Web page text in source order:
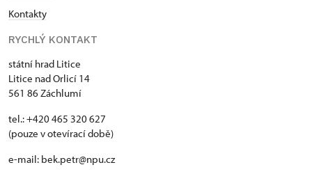
Kontakty
RYCHLÝ KONTAKT
státní hrad Litice
Litice nad Orlicí 14
561 86 Záchlumí
tel.: +420 465 320 627
(pouze v otevírací době)
e-mail: bek.petr@npu.cz